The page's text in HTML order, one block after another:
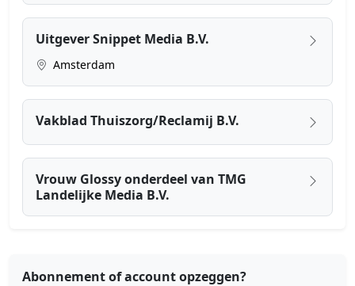
Uitgever Snippet Media B.V.
Amsterdam
Vakblad Thuiszorg/Reclamij B.V.
Vrouw Glossy onderdeel van TMG
Landelijke Media B.V.
Abonnement of account opzeggen?